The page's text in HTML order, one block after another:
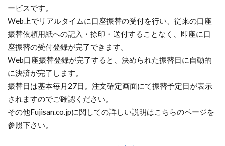
ービスです。
Web上でリアルタイムに口座振替の受付を行い、従来の口座
振替依頼用紙への記入・捺印・送付することなく、即座に口
座振替の受付登録が完了できます。
Web口座振替登録が完了すると、決められた振替日に自動的
に決済が完了します。
振替日は基本毎月27日。注文確定画面にて振替予定日が表示
されますのでご確認ください。
その他Fujisan.co.jpに関しての詳しい説明はこちらのページを
参照下さい。